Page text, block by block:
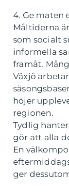
4. Ge maten
Måltiderna
som socialt
informella
framåt.
Växjö
höjer
regionen.
Tydlig
gör att alla
En
ger